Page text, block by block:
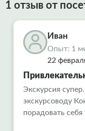
1 отзыв от
Иван
Опыт: 1
22
путешествие
Экскурсия
экскурсоводу
порадовать